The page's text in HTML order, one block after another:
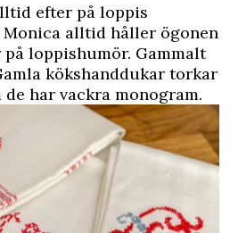
efter på loppis
Monica alltid håller ögonen
loppishumör. Gammalt
kökshanddukar torkar
de har vackra monogram.